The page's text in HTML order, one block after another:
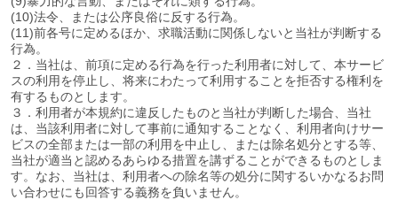
(10)法令、または公序良俗に反する行為。
(11)前各号に定めるほか、求職活動に関係しないと当社が判断する
行為。
２．当社は、前項に定める行為を行った利用者に対して、本サービ
スの利用を停止し、将来にわたって利用することを拒否する権利を
有するものとします。
３．利用者が本規約に違反したものと当社が判断した場合、当社
は、当該利用者に対して事前に通知することなく、利用者向けサー
ビスの全部または一部の利用を中止し、または除名処分とする等、
当社が適当と認めるあらゆる措置を講ずることができるものとしま
す。なお、当社は、利用者への除名等の処分に関するいかなるお問
い合わせにも回答する義務を負いません。